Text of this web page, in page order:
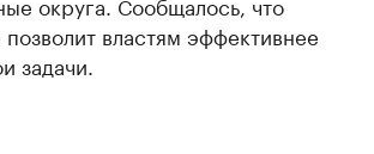
властям эффективнее
задачи.